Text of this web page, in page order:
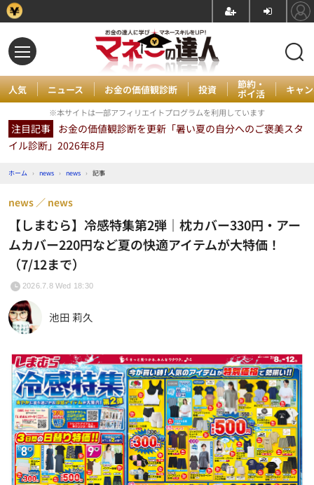
人気 ニュース お金の価値観診断 投資 節約・
ポイ活 キャ
※本サイトは一部アフィリエイトプログラムを利用しています
注目記事 お金の価値観診断を更新「暑い夏の自分へのご褒美スタ
イル診断」2026年8月
ホーム › news › news › 記事
【しまむら】冷感特集第2弾｜枕カバー330円・アー
ムカバー220円など夏の快適アイテムが大特価！
（7/12まで）
news news
2026.7.8 Wed 18:30
池田 莉久